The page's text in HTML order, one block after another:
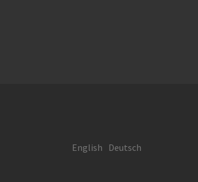
English Deutsch